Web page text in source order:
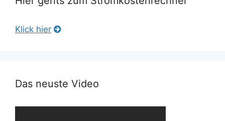
Klick hier
Das neuste Video